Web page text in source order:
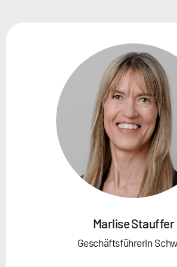
Marlise Stauffer
Geschäftsführerin